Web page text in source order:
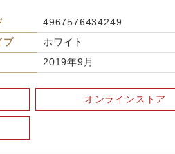
4967576434249
プ
ホワイト
2019年9月
オンラインストア